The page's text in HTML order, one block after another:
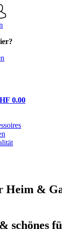
0.00
Heim &
schönes